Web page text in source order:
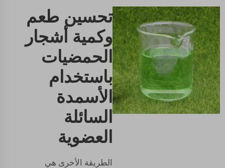
تحسين طعم
وكمية أشجار
الحمضيات
باستخدام
الأسمدة
السائلة
العضوية
الطريقة الأخرى هي